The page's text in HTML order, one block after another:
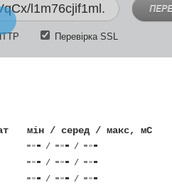
Перевірка SSL
мін / серед / макс, мС
/
/
/
/
/
/